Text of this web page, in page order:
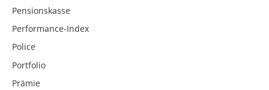
Pensionskasse
Performance-Index
Police
Portfolio
Prämie